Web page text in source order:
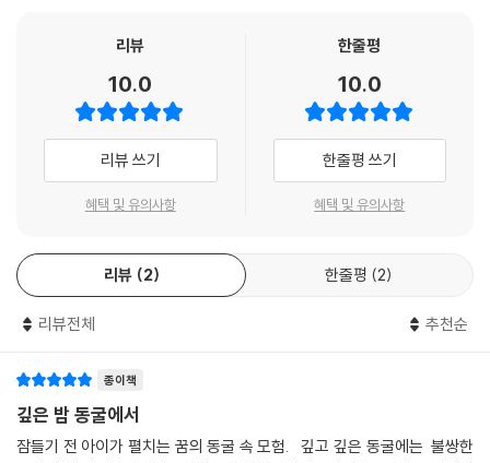
나 신나는지 알려주세요.
- 고정순 (그림책작가)
리뷰
10.0
리뷰 쓰기
혜택 및 유의사항
한줄평
10.0
한줄평 쓰기
혜택 및 유의사항
리뷰 2 한줄평 2
리뷰전체 추천순
종이책
깊은 밤 동굴에서
잠들기 전 아이가 펼치는 꿈의 동굴 속 모험. 깊고 깊은 동굴에는 불쌍한